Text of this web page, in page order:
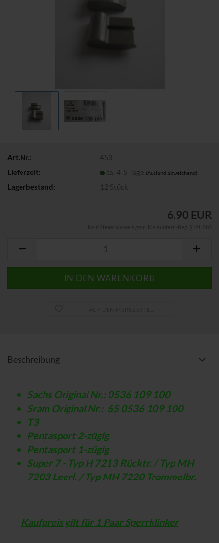
Art.Nr.:
453
Lieferzeit:
ca. 4-5 Tage (Ausland abweichend)
Lagerbestand: 12 Stück
6,90 EUR
Beschreibung
Sachs Original Nr.: 0536 109 100
Sram Original Nr.: 65 0536 109 100
T3
Pentasport 2-zügig
Pentasport 1-zügig
Super 7 - Typ H 7213 Rücktr. / Typ MH
7203 Leerl. / Typ MH 7220 Trommelbr.
Kaufpreis gilt für 1 Paar Sperrklinker